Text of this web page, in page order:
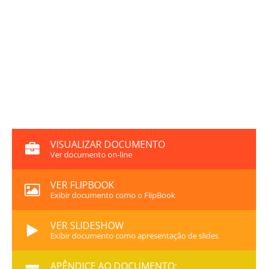
VISUALIZAR DOCUMENTO
Ver documento on-line
VER FLIPBOOK
Exibir documento como o FlipBook
VER SLIDESHOW
Exibir documento como apresentação de slides
APÊNDICE AO DOCUMENTO: